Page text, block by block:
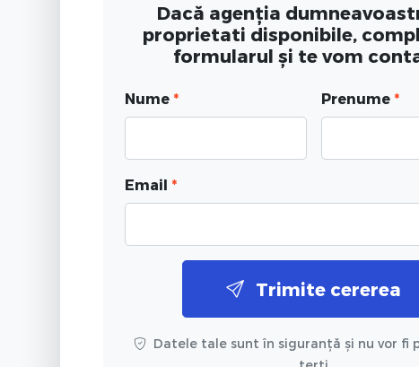
Dacă agenția
proprietati disponibile,
formularul și te vom
Nume * Prenume *
Email *
Trimite cererea
Datele tale sunt în siguranță și nu vor fi